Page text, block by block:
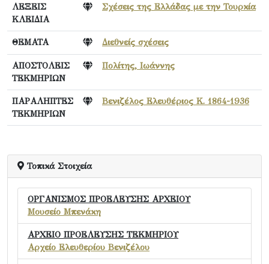
ΛΕΞΕΙΣ
ΚΛΕΙΔΙΑ
Σχέσεις της Ελλάδας με την Τουρκία
ΘΕΜΑΤΑ Διεθνείς σχέσεις
ΑΠΟΣΤΟΛΕΙΣ
ΤΕΚΜΗΡΙΩΝ
Πολίτης, Ιωάννης
ΠΑΡΑΛΗΠΤΕΣ
ΤΕΚΜΗΡΙΩΝ
Βενιζέλος Ελευθέριος Κ. 1864-1936
Τοπικά Στοιχεία
ΟΡΓΑΝΙΣΜΟΣ ΠΡΟΕΛΕΥΣΗΣ ΑΡΧΕΙΟΥ
Μουσείο Μπενάκη
ΑΡΧΕΙΟ ΠΡΟΕΛΕΥΣΗΣ ΤΕΚΜΗΡΙΟΥ
Αρχείο Ελευθερίου Βενιζέλου